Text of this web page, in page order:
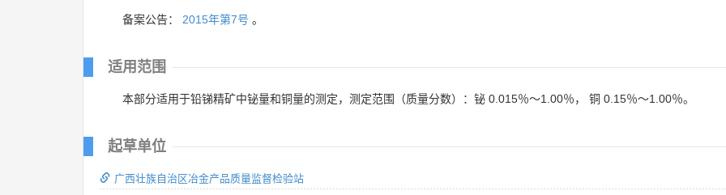
备案公告： 2015年第7号 。
适用范围
本部分适用于铅锑精矿中铋量和铜量的测定，测定范围（质量分数）：铋 0.015％～1.00％， 铜 0.15％～1.00％。
起草单位
广西壮族自治区冶金产品质量监督检验站